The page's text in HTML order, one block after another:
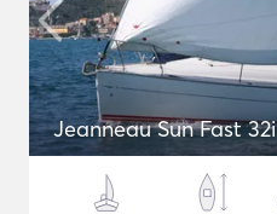
Jeanneau Sun Fast 32i